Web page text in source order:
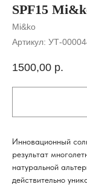
SPF15
Mi&ko
Артикул: УТ-
1500,00 р.
Инновационный
результат
натуральной
действительно